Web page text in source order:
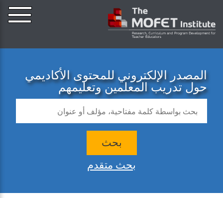
المصدر الإلكتروني للمحتوى الأكاديمي
حول تدريب المعلمين وتعليمهم
بحث
بحث متقدم